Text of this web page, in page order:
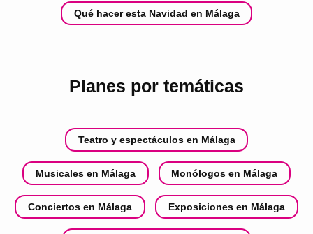
Qué hacer esta Navidad en Málaga
Planes por temáticas
Teatro y espectáculos en Málaga
Musicales en Málaga Monólogos en Málaga
Conciertos en Málaga Exposiciones en Málaga